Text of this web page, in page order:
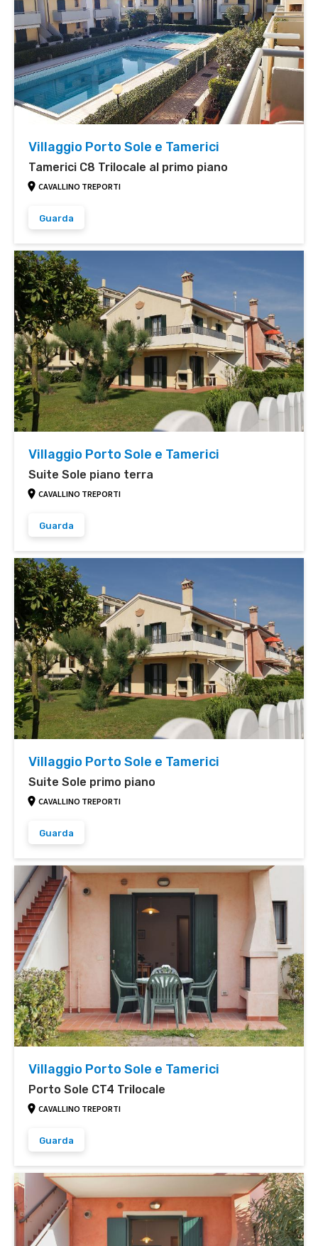
Villaggio Porto Sole e Tamerici
Tamerici C8 Trilocale al primo piano
CAVALLINO TREPORTI
Guarda
Villaggio Porto Sole e Tamerici
Suite Sole piano terra
CAVALLINO TREPORTI
Guarda
Villaggio Porto Sole e Tamerici
Suite Sole primo piano
CAVALLINO TREPORTI
Guarda
Villaggio Porto Sole e Tamerici
Porto Sole CT4 Trilocale
CAVALLINO TREPORTI
Guarda